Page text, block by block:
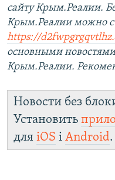
сайту Крым.Реалии.
Крым.Реалии можно
https://
основными
Крым.Реалии.
Новости без
Установить
для iOS і Android.